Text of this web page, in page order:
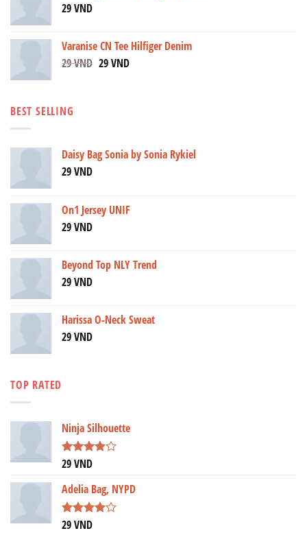
29VND
Varanise CN Tee Hilfiger Denim
29VND 29VND
BEST SELLING
Daisy Bag Sonia by Sonia Rykiel
29VND
On1 Jersey UNIF
29VND
Beyond Top NLY Trend
29VND
Harissa O-Neck Sweat
29VND
TOP RATED
Ninja Silhouette
Được
4.005
sao
29VND
Adelia Bag, NYPD
Được
29VND